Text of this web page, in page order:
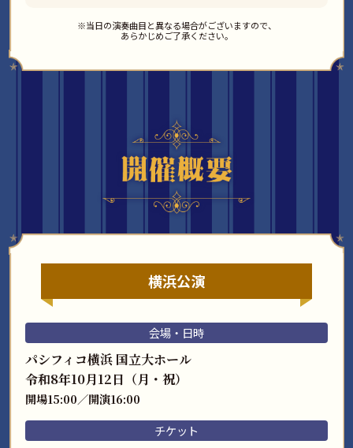
※当日の演奏曲目と異なる場合がございますので、
あらかじめご了承ください。
横浜公演
会場・日時
パシフィコ横浜 国立大ホール
令和8年10月12日（月・祝）
開場15:00／開演16:00
チケット